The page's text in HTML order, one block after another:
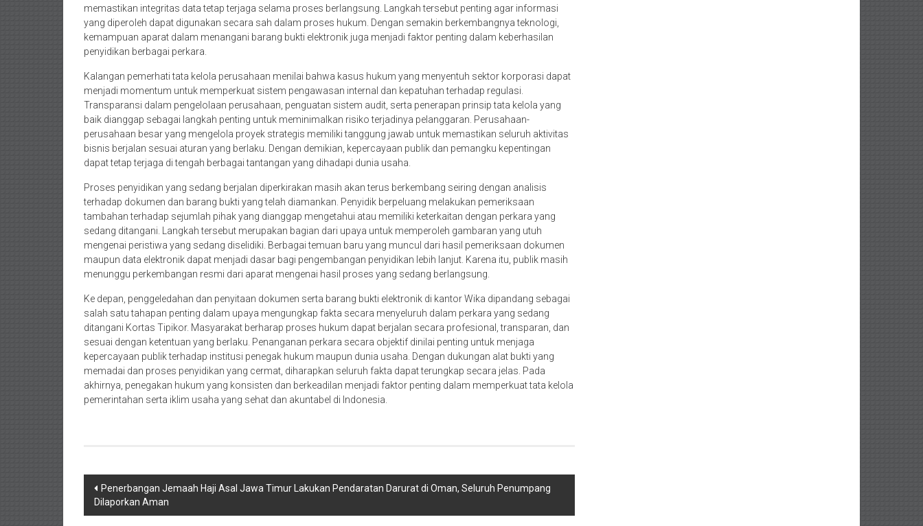
memastikan integritas data tetap terjaga selama proses berlangsung. Langkah tersebut penting agar informasi
yang diperoleh dapat digunakan secara sah dalam proses hukum. Dengan semakin berkembangnya teknologi,
kemampuan aparat dalam menangani barang bukti elektronik juga menjadi faktor penting dalam keberhasilan
penyidikan berbagai perkara.
Kalangan pemerhati tata kelola perusahaan menilai bahwa kasus hukum yang menyentuh sektor korporasi dapat
menjadi momentum untuk memperkuat sistem pengawasan internal dan kepatuhan terhadap regulasi.
Transparansi dalam pengelolaan perusahaan, penguatan sistem audit, serta penerapan prinsip tata kelola yang
baik dianggap sebagai langkah penting untuk meminimalkan risiko terjadinya pelanggaran. Perusahaan-
perusahaan besar yang mengelola proyek strategis memiliki tanggung jawab untuk memastikan seluruh aktivitas
bisnis berjalan sesuai aturan yang berlaku. Dengan demikian, kepercayaan publik dan pemangku kepentingan
dapat tetap terjaga di tengah berbagai tantangan yang dihadapi dunia usaha.
Proses penyidikan yang sedang berjalan diperkirakan masih akan terus berkembang seiring dengan analisis
terhadap dokumen dan barang bukti yang telah diamankan. Penyidik berpeluang melakukan pemeriksaan
tambahan terhadap sejumlah pihak yang dianggap mengetahui atau memiliki keterkaitan dengan perkara yang
sedang ditangani. Langkah tersebut merupakan bagian dari upaya untuk memperoleh gambaran yang utuh
mengenai peristiwa yang sedang diselidiki. Berbagai temuan baru yang muncul dari hasil pemeriksaan dokumen
maupun data elektronik dapat menjadi dasar bagi pengembangan penyidikan lebih lanjut. Karena itu, publik masih
menunggu perkembangan resmi dari aparat mengenai hasil proses yang sedang berlangsung.
Ke depan, penggeledahan dan penyitaan dokumen serta barang bukti elektronik di kantor Wika dipandang sebagai
salah satu tahapan penting dalam upaya mengungkap fakta secara menyeluruh dalam perkara yang sedang
ditangani Kortas Tipikor. Masyarakat berharap proses hukum dapat berjalan secara profesional, transparan, dan
sesuai dengan ketentuan yang berlaku. Penanganan perkara secara objektif dinilai penting untuk menjaga
kepercayaan publik terhadap institusi penegak hukum maupun dunia usaha. Dengan dukungan alat bukti yang
memadai dan proses penyidikan yang cermat, diharapkan seluruh fakta dapat terungkap secara jelas. Pada
akhirnya, penegakan hukum yang konsisten dan berkeadilan menjadi faktor penting dalam memperkuat tata kelola
pemerintahan serta iklim usaha yang sehat dan akuntabel di Indonesia.
Navigasi
pos
Penerbangan Jemaah Haji Asal Jawa Timur Lakukan Pendaratan Darurat di Oman, Seluruh Penumpang
Dilaporkan Aman